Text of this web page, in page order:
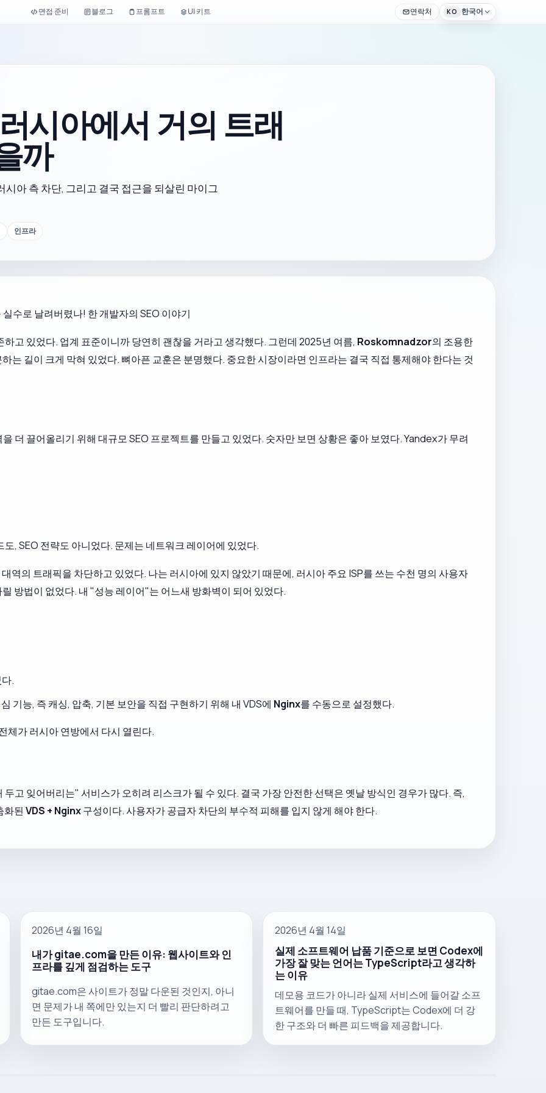
면접 준비 블로그 프롬프트 UI 키트 연락처 KO 한국어
시아에서 거의 트래
까
아 측 차단, 그리고 결국 접근을 되살린 마이그
인프라
수로 날려버렸나! 한 개발자의 SEO 이야기
하고 있었다. 업계 표준이니까 당연히 괜찮을 거라고 생각했다. 그런데 2025년 여름, Roskomnadzor의 조용한
는 길이 크게 막혀 있었다. 뼈아픈 교훈은 분명했다. 중요한 시장이라면 인프라는 결국 직접 통제해야 한다는 것
더 끌어올리기 위해 대규모 SEO 프로젝트를 만들고 있었다. 숫자만 보면 상황은 좋아 보였다. Yandex가 무려
, SEO 전략도 아니었다. 문제는 네트워크 레이어에 있었다.
의 트래픽을 차단하고 있었다. 나는 러시아에 있지 않았기 때문에, 러시아 주요 ISP를 쓰는 수천 명의 사용자
방법이 없었다. 내 "성능 레이어"는 어느새 방화벽이 되어 있었다.
.
기능, 즉 캐싱, 압축, 기본 보안을 직접 구현하기 위해 내 VDS에 Nginx를 수동으로 설정했다.
체가 러시아 연방에서 다시 열린다.
고 잊어버리는" 서비스가 오히려 리스크가 될 수 있다. 결국 가장 안전한 선택은 옛날 방식인 경우가 많다. 즉,
화된VDS + Nginx구성이다. 사용자가 공급자 차단의 부수적 피해를 입지 않게 해야 한다.
2026년 4월 16일
내가 gitae.com을 만든 이유: 웹사이트와 인
프라를 깊게 점검하는 도구
gitae.com은 사이트가 정말 다운된 것인지, 아니
면 문제가 내 쪽에만 있는지 더 빨리 판단하려고
만든 도구입니다.
2026년 4월 14일
실제 소프트웨어 납품 기준으로 보면 Codex에
가장 잘 맞는 언어는 TypeScript라고 생각하
는 이유
데모용 코드가 아니라 실제 서비스에 들어갈 소프
트웨어를 만들 때, TypeScript는 Codex에 더 강
한 구조와 더 빠른 피드백을 제공합니다.